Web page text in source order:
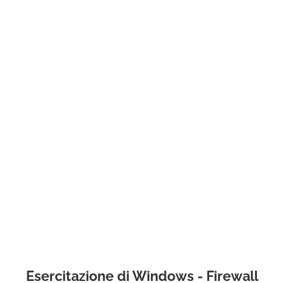
Esercitazione di Windows - Firewall